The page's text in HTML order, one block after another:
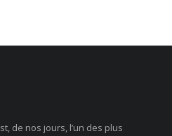
de nos jours, l’un des plus